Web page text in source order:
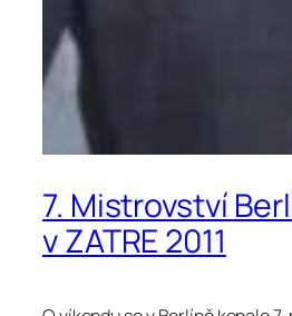
7. Mistrovství
v ZATRE 2011